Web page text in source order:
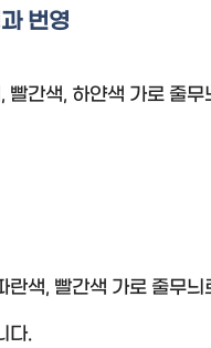
번영
빨간색, 하얀색 가로 줄
란색, 빨간색 가로 줄무
다.